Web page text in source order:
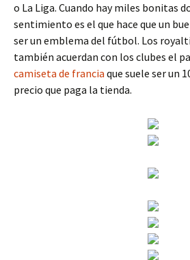
o La Liga. Cuando hay miles bonitas
sentimiento es el que hace que un
ser un emblema del fútbol. Los
también acuerdan con los clubes el
camiseta de francia que suele ser un
precio que paga la tienda.